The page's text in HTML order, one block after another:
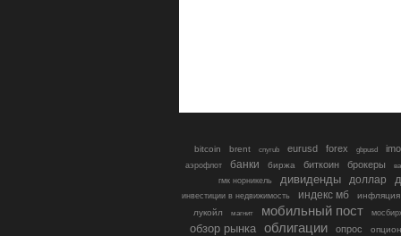
bitcoin brent cnyrub eurusd forex gbpusd
аэрофлот банки биржа биткоин брокеры
гмк норникель
дивиденды доллар
инвестиции в недвижимость индекс мб
инфляция
лукойл
магнит мобильный пост
обзор рынка облигации опрос